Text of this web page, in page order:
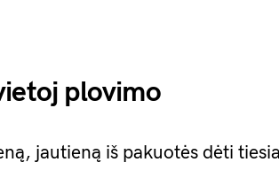
plovimo
jautieną iš pakuotės dėti